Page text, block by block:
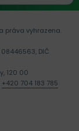
práva vyhrazena.
08446563, DIČ
120 00
+420 704 183 785